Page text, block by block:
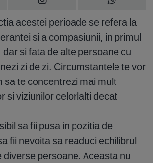
acestei perioade se refera la
si a compasiunii, in primul
dar si fata de alte persoane cu
zi de zi. Circumstantele te vor
sa te concentrezi mai mult
si viziunilor celorlalti decat
sa fii pusa in pozitia de
fii nevoita sa readuci echilibrul
diverse persoane. Aceasta nu